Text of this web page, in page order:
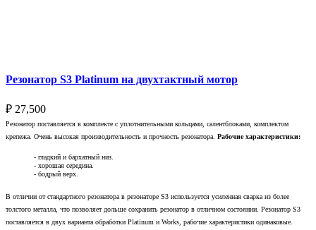
Резонатор S3 Platinum на двухтактный мотор
₽ 27,500
Резонатор поставляется в комплекте с уплотнительными кольцами, салентблоками, комплектом
крепежа. Очень высокая производительность и прочность резонатора. Рабочие характеристики:
- гладкий и бархатный низ.
- хорошая середина.
- бодрый верх.
В отличии от стандартного резонатора в резонаторе S3 используется усиленная сварка из более
толстого металла, что позволяет дольше сохранить резонатор в отличном состоянии. Резонатор S3
поставляется в двух варианта обработки Platinum и Works, рабочие характеристики одинаковые.